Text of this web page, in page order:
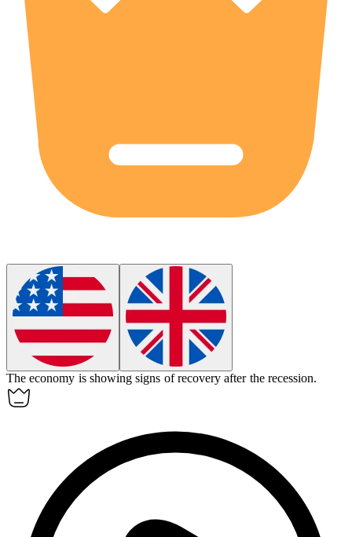
The economy is showing signs ofrecovery after the recession.